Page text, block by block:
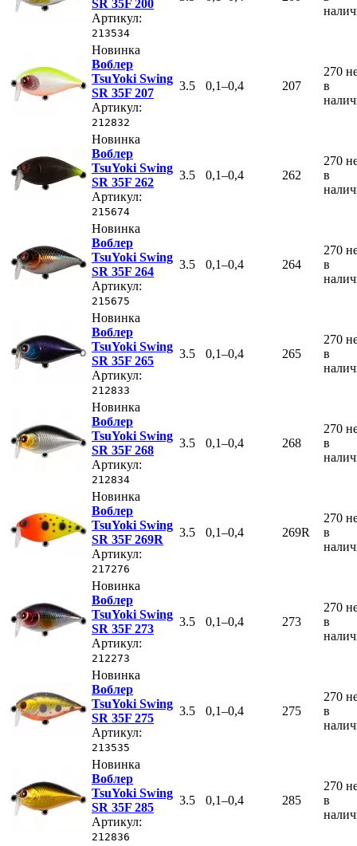
SR 35F 200
Артикул:
213534
Новинка
Воблер
TsuYoki Swing
SR 35F 207
Артикул:
212832
3.5 0,1–0,4 207
270
в
Новинка
Воблер
TsuYoki Swing
SR 35F 262
Артикул:
215674
3.5 0,1–0,4 262
270
в
Новинка
Воблер
TsuYoki Swing
SR 35F 264
Артикул:
215675
3.5 0,1–0,4 264
270
в
Новинка
Воблер
TsuYoki Swing
SR 35F 265
Артикул:
212833
3.5 0,1–0,4 265
270
в
Новинка
Воблер
TsuYoki Swing
SR 35F 268
Артикул:
212834
3.5 0,1–0,4 268
270
в
Новинка
Воблер
TsuYoki Swing
SR 35F 269R
Артикул:
217276
3.5 0,1–0,4 269R
270
в
Новинка
Воблер
TsuYoki Swing
SR 35F 273
Артикул:
212273
3.5 0,1–0,4 273
270
в
Новинка
Воблер
TsuYoki Swing
SR 35F 275
Артикул:
213535
3.5 0,1–0,4 275
270
в
Новинка
Воблер
TsuYoki Swing
SR 35F 285
Артикул:
212836
3.5 0,1–0,4 285
270
в